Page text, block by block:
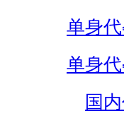
单身
单身
国